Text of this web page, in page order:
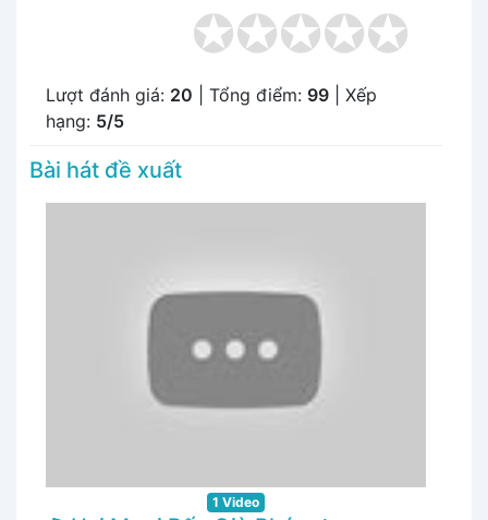
Lượt đánh giá: 20 | Tổng điểm: 99 | Xếp
hạng: 5/5
Bài hát đề xuất
1 Video